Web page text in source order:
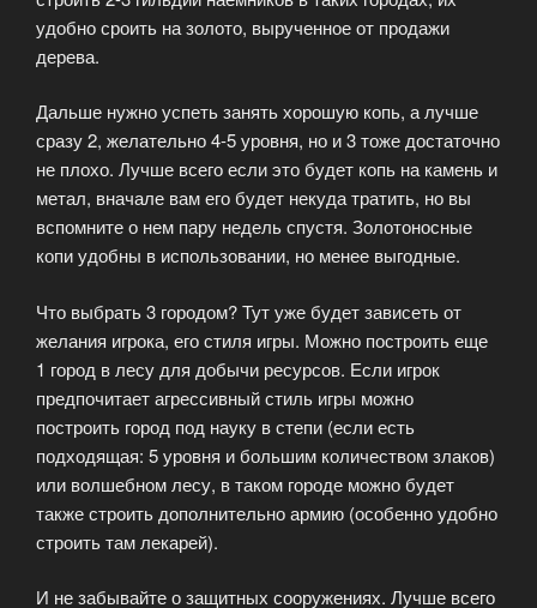
удобно сроить на золото, вырученное от продажи
дерева.
Дальше нужно успеть занять хорошую копь, а лучше
сразу 2, желательно 4-5 уровня, но и 3 тоже достаточно
не плохо. Лучше всего если это будет копь на камень и
метал, вначале вам его будет некуда тратить, но вы
вспомните о нем пару недель спустя. Золотоносные
копи удобны в использовании, но менее выгодные.
Что выбрать 3 городом? Тут уже будет зависеть от
желания игрока, его стиля игры. Можно построить еще
1 город в лесу для добычи ресурсов. Если игрок
предпочитает агрессивный стиль игры можно
построить город под науку в степи (если есть
подходящая: 5 уровня и большим количеством злаков)
или волшебном лесу, в таком городе можно будет
также строить дополнительно армию (особенно удобно
строить там лекарей).
И не забывайте о защитных сооружениях. Лучше всего